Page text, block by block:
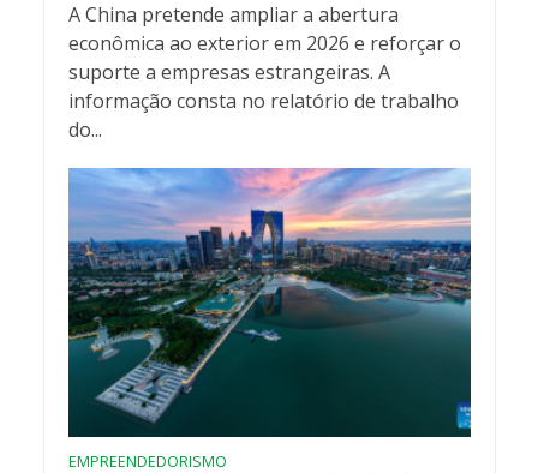
A China pretende ampliar a abertura
econômica ao exterior em 2026 e reforçar o
suporte a empresas estrangeiras. A
informação consta no relatório de trabalho
do...
EMPREENDEDORISMO